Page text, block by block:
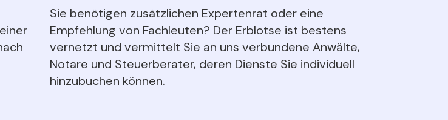
Sie benötigen zusätzlichen Expertenrat oder eine
Empfehlung von Fachleuten? Der Erblotse ist bestens
vernetzt und vermittelt Sie an uns verbundene Anwälte,
Notare und Steuerberater, deren Dienste Sie individuell
hinzubuchen können.